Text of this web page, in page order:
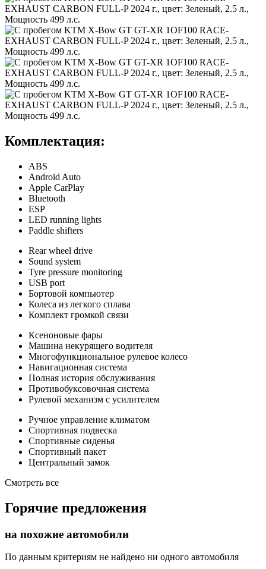
Комплектация:
ABS
Android Auto
Apple CarPlay
Bluetooth
ESP
LED running lights
Paddle shifters
Rear wheel drive
Sound system
Tyre pressure monitoring
USB port
Бортовой компьютер
Колеса из легкого сплава
Комплект громкой связи
Ксеноновые фары
Машина некурящего водителя
Многофункциональное рулевое колесо
Навигационная система
Полная история обслуживания
Противобуксовочная система
Рулевой механизм с усилителем
Ручное управление климатом
Спортивная подвеска
Спортивные сиденья
Спортивный пакет
Центральный замок
Смотреть все
Горячие предложения
на похожие автомобили
По данным критериям не найдено ни одного автомобиля